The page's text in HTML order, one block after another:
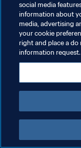
プライバシーポリシー
サービス利用規約
クッキー設定の管理
social media
information about
media, advertising
your cookie
right and place a do
information request.